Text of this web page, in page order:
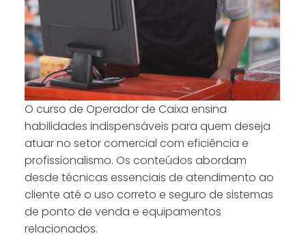
O curso de Operador de Caixa ensina
habilidades indispensáveis para quem deseja
atuar no setor comercial com eficiência e
profissionalismo. Os conteúdos abordam
desde técnicas essenciais de atendimento ao
cliente até o uso correto e seguro de sistemas
de ponto de venda e equipamentos
relacionados.